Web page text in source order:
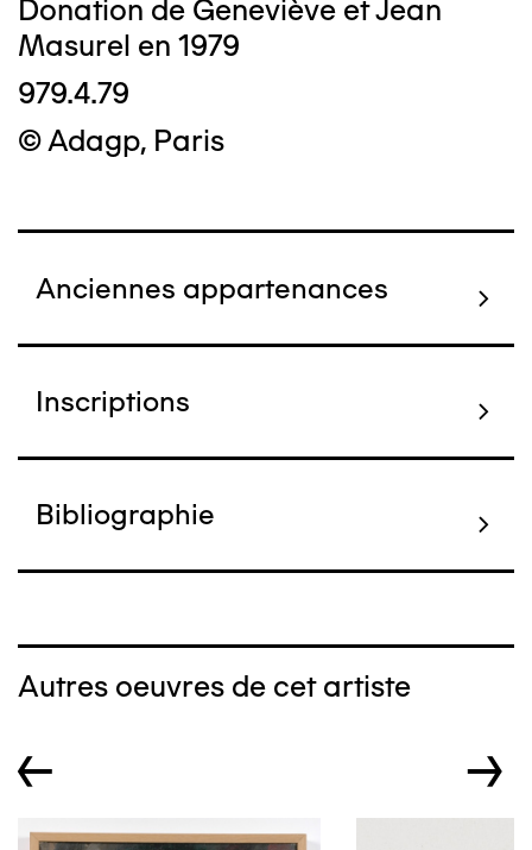
Donation de Geneviève et Jean
Masurel en 1979
979.4.79
© Adagp, Paris
Anciennes appartenances
Inscriptions
Bibliographie
Autres oeuvres de cet artiste
← →